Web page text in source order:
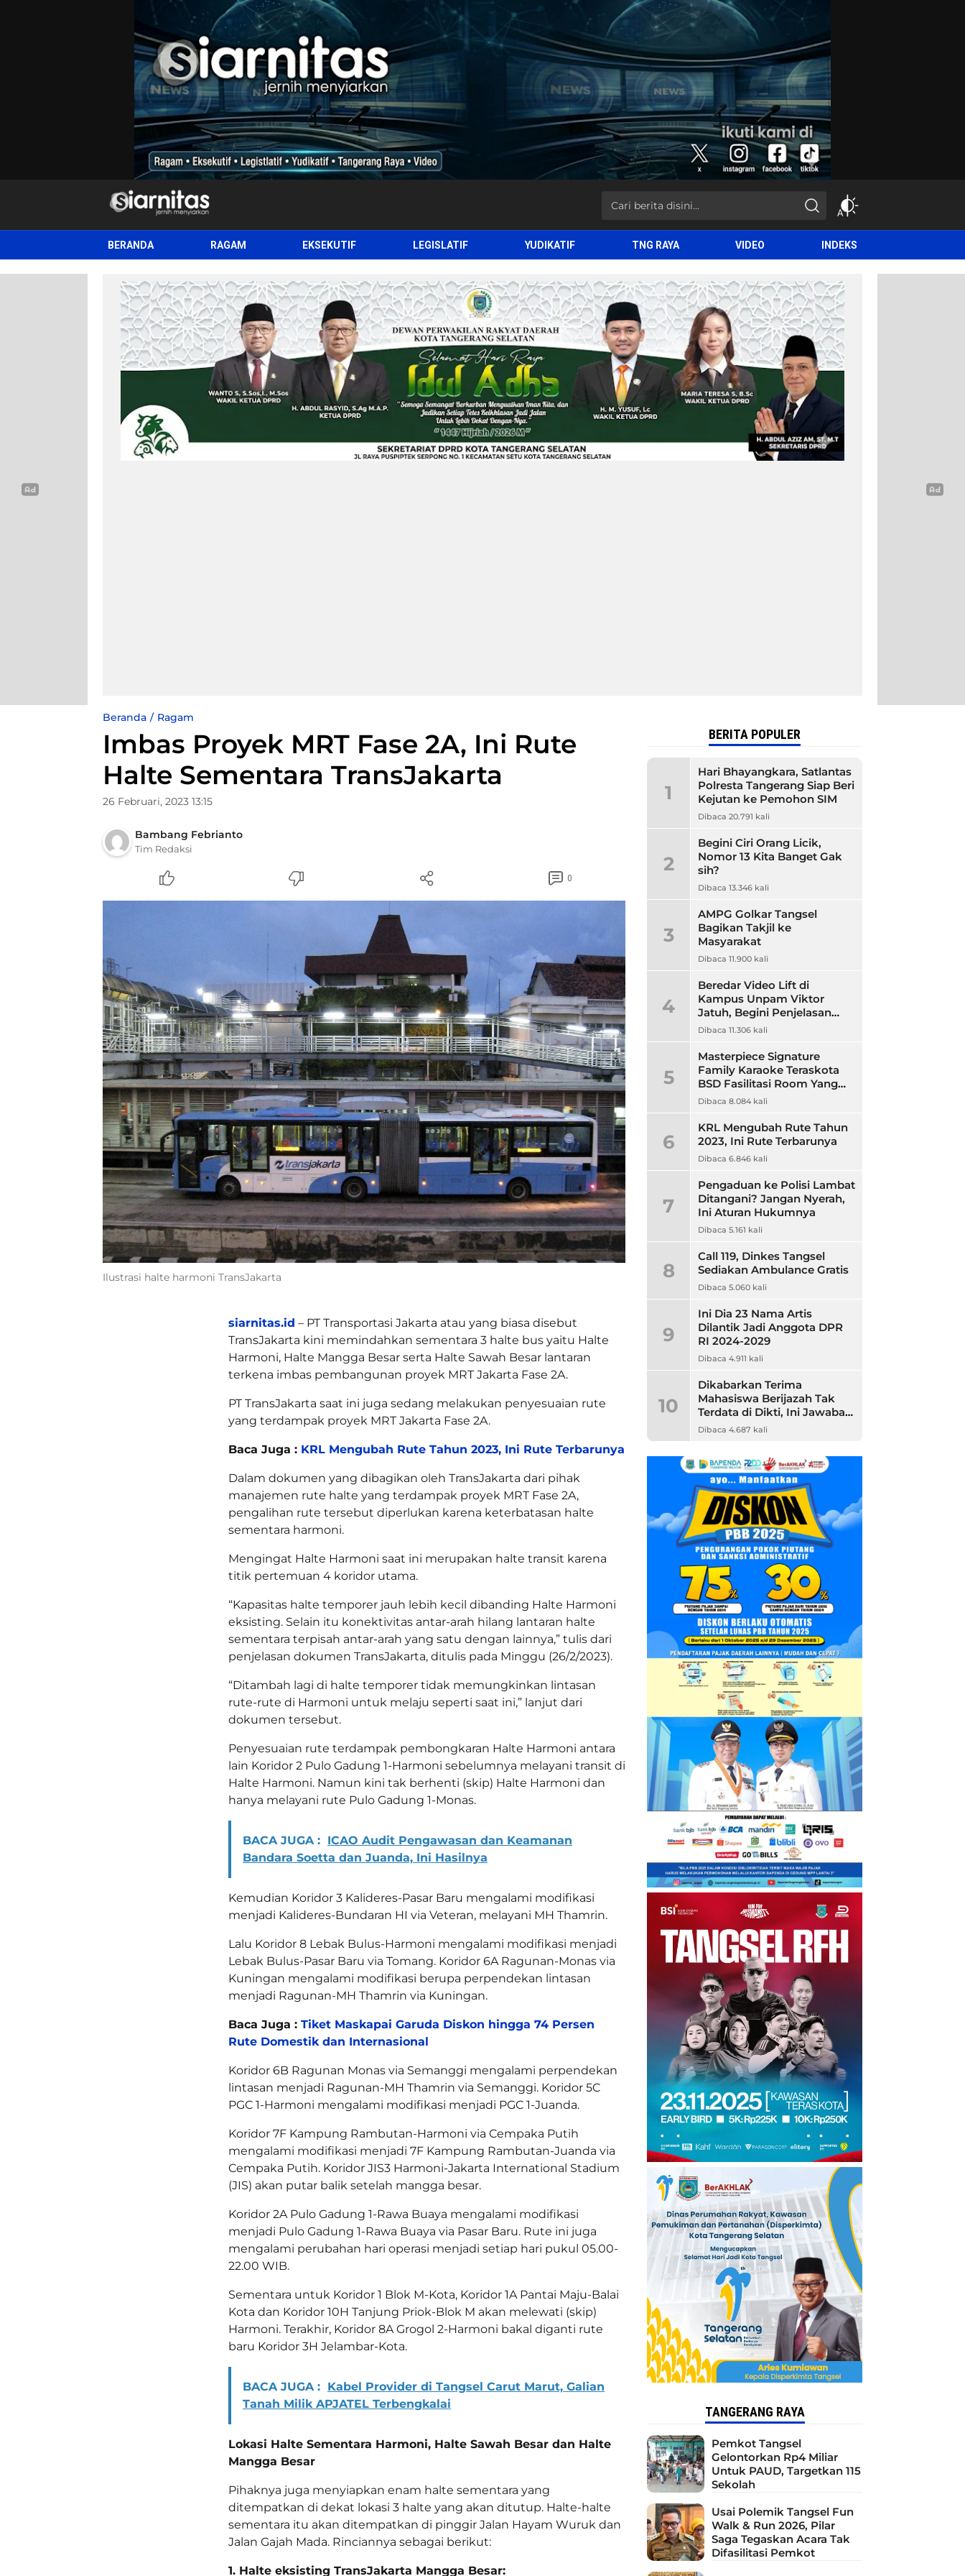
siarnitas
Jernih Menyiarkan
BERANDA RAGAM EKSEKUTIF LEGISLATIF YUDIKATIF TNG RAYA VIDEO INDEKS
Beranda Ragam
Imbas Proyek MRT Fase 2A, Ini Rute
Halte Sementara TransJakarta
26 Februari, 2023 13:15
Bambang Febrianto
Tim Redaksi
0
Ilustrasi halte harmoni TransJakarta
siarnitas.id – PT Transportasi Jakarta atau yang biasa disebut
TransJakarta kini memindahkan sementara 3 halte bus yaitu Halte
Harmoni, Halte Mangga Besar serta Halte Sawah Besar lantaran
terkena imbas pembangunan proyek MRT Jakarta Fase 2A.
PT TransJakarta saat ini juga sedang melakukan penyesuaian rute
yang terdampak proyek MRT Jakarta Fase 2A.
Baca Juga : KRL Mengubah Rute Tahun 2023, Ini Rute Terbarunya
Dalam dokumen yang dibagikan oleh TransJakarta dari pihak
manajemen rute halte yang terdampak proyek MRT Fase 2A,
pengalihan rute tersebut diperlukan karena keterbatasan halte
sementara harmoni.
Mengingat Halte Harmoni saat ini merupakan halte transit karena
titik pertemuan 4 koridor utama.
“Kapasitas halte temporer jauh lebih kecil dibanding Halte Harmoni
eksisting. Selain itu konektivitas antar-arah hilang lantaran halte
sementara terpisah antar-arah yang satu dengan lainnya,” tulis dari
penjelasan dokumen TransJakarta, ditulis pada Minggu (26/2/2023).
“Ditambah lagi di halte temporer tidak memungkinkan lintasan
rute-rute di Harmoni untuk melaju seperti saat ini,” lanjut dari
dokumen tersebut.
Penyesuaian rute terdampak pembongkaran Halte Harmoni antara
lain Koridor 2 Pulo Gadung 1-Harmoni sebelumnya melayani transit di
Halte Harmoni. Namun kini tak berhenti (skip) Halte Harmoni dan
hanya melayani rute Pulo Gadung 1-Monas.
BACA JUGA : ICAO Audit Pengawasan dan Keamanan
Bandara Soetta dan Juanda, Ini Hasilnya
Kemudian Koridor 3 Kalideres-Pasar Baru mengalami modifikasi
menjadi Kalideres-Bundaran HI via Veteran, melayani MH Thamrin.
Lalu Koridor 8 Lebak Bulus-Harmoni mengalami modifikasi menjadi
Lebak Bulus-Pasar Baru via Tomang. Koridor 6A Ragunan-Monas via
Kuningan mengalami modifikasi berupa perpendekan lintasan
menjadi Ragunan-MH Thamrin via Kuningan.
Baca Juga : Tiket Maskapai Garuda Diskon hingga 74 Persen
Rute Domestik dan Internasional
Koridor 6B Ragunan Monas via Semanggi mengalami perpendekan
lintasan menjadi Ragunan-MH Thamrin via Semanggi. Koridor 5C
PGC 1-Harmoni mengalami modifikasi menjadi PGC 1-Juanda.
Koridor 7F Kampung Rambutan-Harmoni via Cempaka Putih
mengalami modifikasi menjadi 7F Kampung Rambutan-Juanda via
Cempaka Putih. Koridor JIS3 Harmoni-Jakarta International Stadium
(JIS) akan putar balik setelah mangga besar.
Koridor 2A Pulo Gadung 1-Rawa Buaya mengalami modifikasi
menjadi Pulo Gadung 1-Rawa Buaya via Pasar Baru. Rute ini juga
mengalami perubahan hari operasi menjadi setiap hari pukul 05.00-
22.00 WIB.
Sementara untuk Koridor 1 Blok M-Kota, Koridor 1A Pantai Maju-Balai
Kota dan Koridor 10H Tanjung Priok-Blok M akan melewati (skip)
Harmoni. Terakhir, Koridor 8A Grogol 2-Harmoni bakal diganti rute
baru Koridor 3H Jelambar-Kota.
BACA JUGA : Kabel Provider di Tangsel Carut Marut, Galian
Tanah Milik APJATEL Terbengkalai
Lokasi Halte Sementara Harmoni, Halte Sawah Besar dan Halte
Mangga Besar
Pihaknya juga menyiapkan enam halte sementara yang
ditempatkan di dekat lokasi 3 halte yang akan ditutup. Halte-halte
sementara itu akan ditempatkan di pinggir Jalan Hayam Wuruk dan
Jalan Gajah Mada. Rinciannya sebagai berikut:
1. Halte eksisting TransJakarta Mangga Besar:
BERITA POPULER
1
Hari Bhayangkara, Satlantas
Polresta Tangerang Siap Beri
Kejutan ke Pemohon SIM
Dibaca 20.791 kali
2
Begini Ciri Orang Licik,
Nomor 13 Kita Banget Gak
sih?
Dibaca 13.346 kali
3
AMPG Golkar Tangsel
Bagikan Takjil ke
Masyarakat
Dibaca 11.900 kali
4
Beredar Video Lift di
Kampus Unpam Viktor
Jatuh, Begini Penjelasan
Rektor Unpam
Dibaca 11.306 kali
5
Masterpiece Signature
Family Karaoke Teraskota
BSD Fasilitasi Room Yang
Nyaman dan Harga
Dibaca 8.084 kali
6
KRL Mengubah Rute Tahun
2023, Ini Rute Terbarunya
Dibaca 6.846 kali
7
Pengaduan ke Polisi Lambat
Ditangani? Jangan Nyerah,
Ini Aturan Hukumnya
Dibaca 5.161 kali
8
Call 119, Dinkes Tangsel
Sediakan Ambulance Gratis
Dibaca 5.060 kali
9
Ini Dia 23 Nama Artis
Dilantik Jadi Anggota DPR
RI 2024-2029
Dibaca 4.911 kali
10
Dikabarkan Terima
Mahasiswa Berijazah Tak
Terdata di Dikti, Ini Jawaban
Unpam
Dibaca 4.687 kali
TANGERANG RAYA
Pemkot Tangsel
Gelontorkan Rp4 Miliar
Untuk PAUD, Targetkan 115
Sekolah
Usai Polemik Tangsel Fun
Walk & Run 2026, Pilar
Saga Tegaskan Acara Tak
Difasilitasi Pemkot